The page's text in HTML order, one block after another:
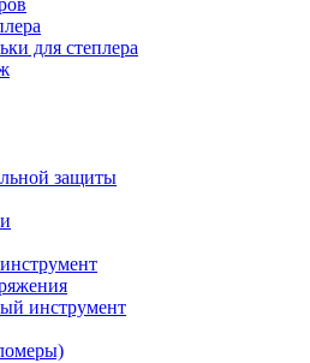
для степлера
защиты
инструмент